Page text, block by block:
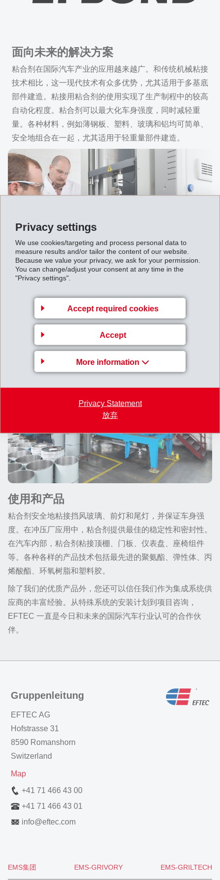
Privacy settings
We use cookies/targeting and process personal data to
measure results and/or tailor the content of our website.
Because we value your privacy, we ask for your permission.
You can change/adjust your consent at any time in the
"Privacy settings".
Accept required cookies
Accept
More information
Privacy Statement
放弃
面向未来的解决方案
粘合剂在国际汽车产业的应用越来越广。和传统机械粘接
技术相比，这一现代技术有众多优势，尤其适用于多基底
部件建造。粘接用粘合剂的使用实现了生产制程中的较高
自动化程度。粘合剂可以最大化车身强度，同时减轻重
量。各种材料，例如薄钢板、塑料、玻璃和铝均可简单、
安全地组合在一起，尤其适用于轻重量部件建造。
使用和产品
粘合剂安全地粘接挡风玻璃、前灯和尾灯，并保证车身强
度。在冲压厂应用中，粘合剂提供最佳的稳定性和密封性。
在汽车内部，粘合剂粘接顶棚、门板、仪表盘、座椅组件
等。各种各样的产品技术包括最先进的聚氨酯、弹性体、丙
烯酸酯、环氧树脂和塑料胶。
除了我们的优质产品外，您还可以信任我们作为集成系统供
应商的丰富经验。从特殊系统的安装计划到项目咨询，
EFTEC 一直是今日和未来的国际汽车行业认可的合作伙
伴。
Gruppenleitung
EFTEC AG
Hofstrasse 31
8590 Romanshorn
Switzerland
Map
+41 71 466 43 00
+41 71 466 43 01
info@eftec.com
EMS集团 EMS-GRIVORY EMS-GRILTECH